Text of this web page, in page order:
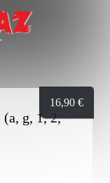
(a, g, 1, 2,
16,90 €